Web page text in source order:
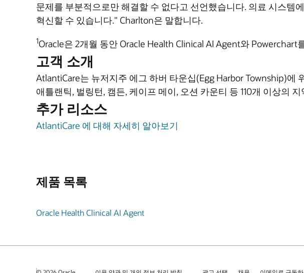
문제를 부분적으로만 해결할 수 없다고 선언했습니다. 의료 시스템
혁신할 수 있습니다." Charlton은 말합니다.
1Oracle은 2개월 동안 Oracle Health Clinical AI Agent와
고객 소개
AtlantiCare는 뉴저지주 에그 하버 타운십(Egg Harbor Township)
애틀랜틱, 벌링턴, 캠든, 케이프 메이, 오션 카운티 등 110개 이상의
추가 리소스
AtlantiCare 에 대해 자세히 알아보기
제품 목록
Oracle Health Clinical AI Agent